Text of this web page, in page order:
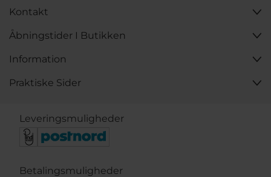
Kontakt
Åbningstider I Butikken
Information
Praktiske Sider
Leveringsmuligheder
Betalingsmuligheder